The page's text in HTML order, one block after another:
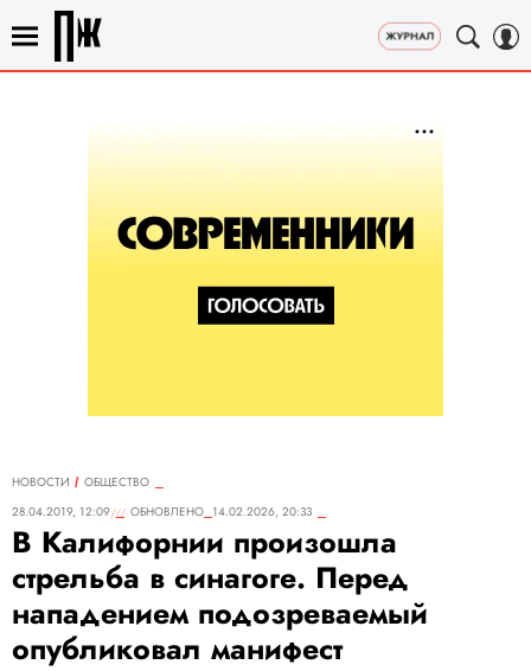
НОВОСТИ
ОБЩЕСТВО
28.04.2019, 12:09
ОБНОВЛЕНО 14.02.2026, 20:33
В Калифорнии произошла
стрельба в синагоге. Перед
нападением подозреваемый
опубликовал манифест